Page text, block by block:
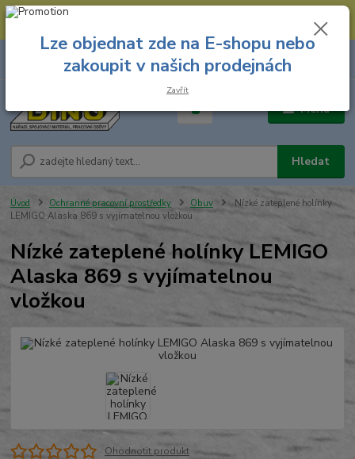
--- Spojovací materiál: 774 431 045 --- Prodejna nářadí: 731 449 423 --
Menu
Hledat
8.00 hod. - 16.00 hod.
za
Úvod Ochranné pracovní prostředky Obuv
Nízké zateplené holínky
LEMIGO Alaska 869 s vyjímatelnou vložkou
Nízké zateplené holínky LEMIGO
Alaska 869 s vyjímatelnou
vložkou
Ohodnotit produkt
Lze objednat zde na E-shopu nebo
zakoupit v našich prodejnách
Zavřít